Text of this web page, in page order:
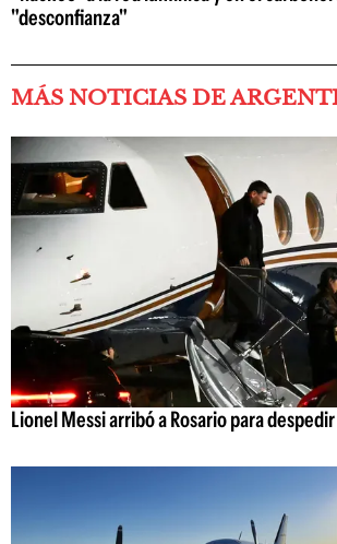
"desconfianza"
MÁS NOTICIAS DE
Lionel Messi arribó a Rosario para